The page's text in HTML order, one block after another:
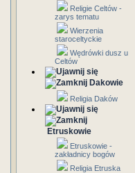
Religie Celtów -
zarys tematu
Wierzenia
staroceltyckie
Wędrówki dusz u
Celtów
Dakowie
Religia Daków
Etruskowie
Etruskowie -
zakładnicy bogów
Religia Etruska